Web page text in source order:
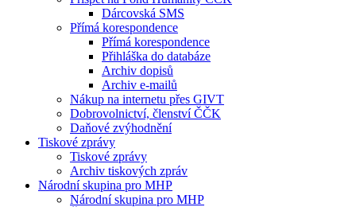
Dárcovská SMS
Přímá korespondence
Přímá korespondence
Přihláška do databáze
Archiv dopisů
Archiv e-mailů
Nákup na internetu přes GIVT
Dobrovolnictví, členství ČČK
Daňové zvýhodnění
Tiskové zprávy
Tiskové zprávy
Archiv tiskových zpráv
Národní skupina pro MHP
Národní skupina pro MHP